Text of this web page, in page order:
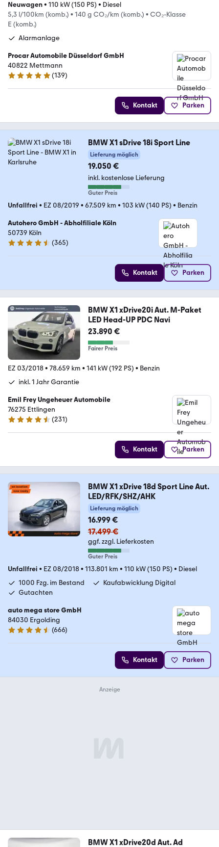
Neuwagen• 110 kW (150 PS) • Diesel
5,3 l/100km (komb.) • 140 g CO₂/km (komb.) • CO₂-Klasse
E (komb.)
Alarmanlage
Procar Automobile Düsseldorf GmbH
40822 Mettmann
4.9 Sterne
(139)
Kontakt Parken
BMW X1 sDrive 18i Sport Line
Lieferung möglich
19.050 €
inkl. kostenlose Lieferung
Guter Preis
Unfallfrei • EZ 08/2019 • 67.509 km • 103 kW (140 PS) • Benzin
Autohero GmbH - Abholfiliale Köln
50739 Köln
4.6 Sterne
(365)
Kontakt Parken
BMW X1 xDrive20i Aut. M-Paket
LED Head-UP PDC Navi
23.890 €
Fairer Preis
EZ 03/2018• 78.659 km • 141 kW (192 PS) • Benzin
inkl. 1 Jahr Garantie
Emil Frey Ungeheuer Automobile
76275 Ettlingen
4.6 Sterne
(231)
Kontakt Parken
BMW X1 xDrive 18d Sport Line Aut.
LED/RFK/SHZ/AHK
Lieferung möglich
16.999 €
17.499 €
ggf. zzgl. Lieferkosten
Guter Preis
Unfallfrei • EZ 08/2018• 113.801 km • 110 kW (150 PS) • Diesel
1000 Fzg. im Bestand
Kaufabwicklung Digital
Gutachten
auto mega store GmbH
84030 Ergolding
4.4 Sterne
(666)
Kontakt Parken
BMW X1 xDrive20d Aut. Ad